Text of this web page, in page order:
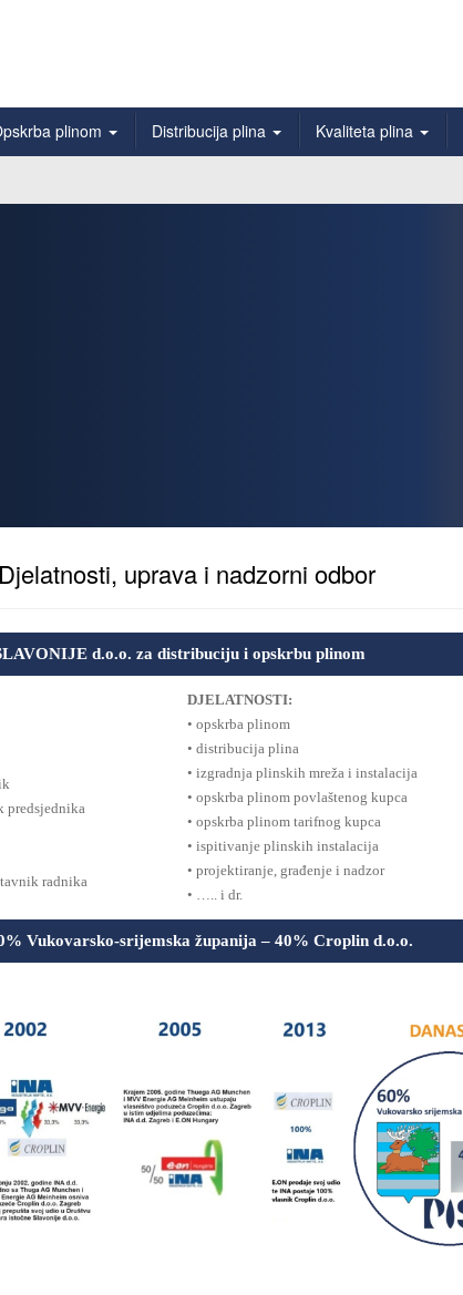
plinom Distribucija plina Kvaliteta plina
Djelatnosti, uprava i nadzorni odbor
d.o.o. za distribuciju i opskrbu plinom
predsjednika
radnika
DJELATNOSTI:
• opskrba plinom
• distribucija plina
• izgradnja plinskih mreža i instalacija
• opskrba plinom povlaštenog kupca
• opskrba plinom tarifnog kupca
• ispitivanje plinskih instalacija
• projektiranje, građenje i nadzor
• ….. i dr.
Vukovarsko-srijemska županija – 40% Croplin d.o.o.